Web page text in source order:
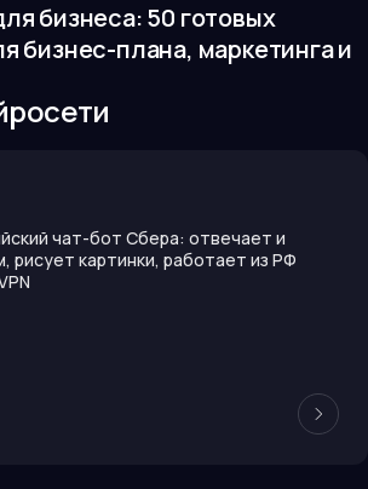
бизнеса: 50 готовых
бизнес-плана, маркетинга и
чат-бот Сбера: отвечает и
рисует картинки, работает из РФ